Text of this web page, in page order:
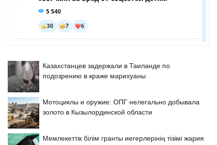
Казахстанцев задержали в Таиланде по
подозрению в краже марихуаны
Мотоциклы и оружие: ОПГ нелегально добывала
золото в Кызылординской области
Мемлекеттік білім гранты иегерлерінің тізімі жария